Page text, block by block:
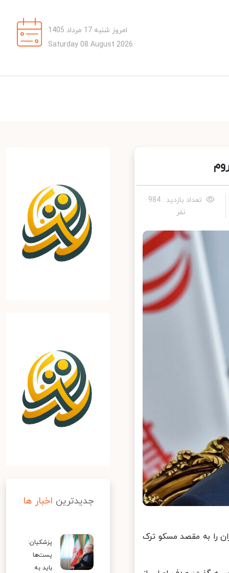
امروز شنبه 17 مرداد 1405
Saturday 08 August 2026
تعداد بازدید : 984
نفر
را به مقصد مسکو ترک‌
جدیدترین اخبار ها
پزشکیان:
پست‌ها
باید به